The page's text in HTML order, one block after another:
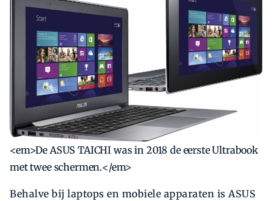
<em>De ASUS TAICHI was in 2018 de eerste Ultrabook
met twee schermen.</em>
Behalve bij laptops en mobiele apparaten is ASUS